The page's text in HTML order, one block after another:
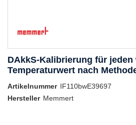
DAkkS-Kalibrierung für jeden
Temperaturwert nach
Artikelnummer IF110bwE39697
Hersteller Memmert